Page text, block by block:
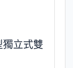
立式雙